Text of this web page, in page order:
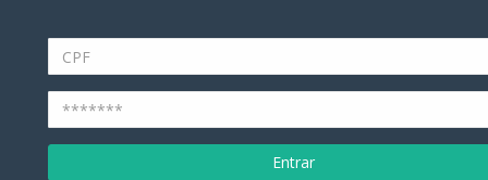
Entrar